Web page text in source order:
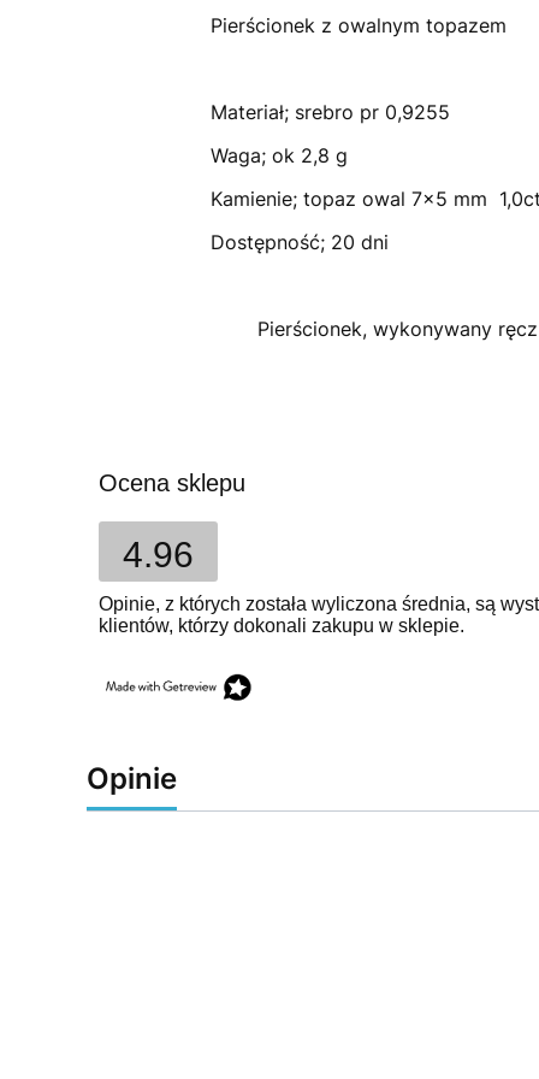
Pierścionek z owalnym topazem
Materiał; srebro pr 0,9255
Waga; ok 2,8 g
Kamienie; topaz owal 7x5 mm
Dostępność; 20 dni
Pierścionek, wykonywany
Ocena sklepu
4.96
Opinie, z których została wyliczona średnia, są
klientów, którzy dokonali zakupu w sklepie.
Opinie